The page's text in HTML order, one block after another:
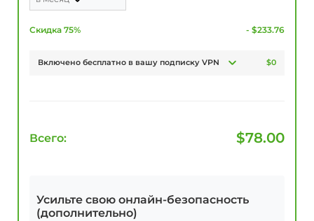
Скидка 75% - $233.76
Включено бесплатно в вашу подписку VPN $0
Всего: $78.00
Усильте свою онлайн-безопасность
(дополнительно)